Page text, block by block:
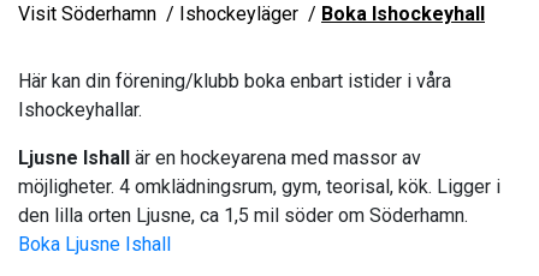
Visit Söderhamn Ishockeyläger Boka Ishockeyhall
Här kan din förening/klubb boka enbart istider i våra
Ishockeyhallar.
Ljusne Ishall är en hockeyarena med massor av
möjligheter. 4 omklädningsrum, gym, teorisal, kök. Ligger i
den lilla orten Ljusne, ca 1,5 mil söder om Söderhamn.
Boka Ljusne Ishall